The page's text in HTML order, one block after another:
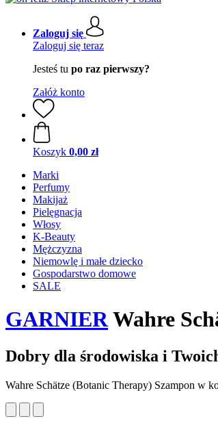
Zaloguj się
Zaloguj się teraz
Jesteś tu po raz pierwszy?
Załóż konto
Koszyk 0,00 zł
Marki
Perfumy
Makijaż
Pielęgnacja
Włosy
K-Beauty
Mężczyzna
Niemowlę i małe dziecko
Gospodarstwo domowe
SALE
GARNIERWahre
Dobry dla środowiska i
Wahre Schätze (Botanic Therapy) Szampon w